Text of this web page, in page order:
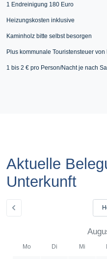
1 Endreinigung 180 Euro
Heizungskosten inklusive
Kaminholz bitte selbst besorgen
Plus kommunale Touristensteuer von
1 bis 2 € pro Person/Nacht je nach
Aktuelle
Unterkunft
Mo Di Mi